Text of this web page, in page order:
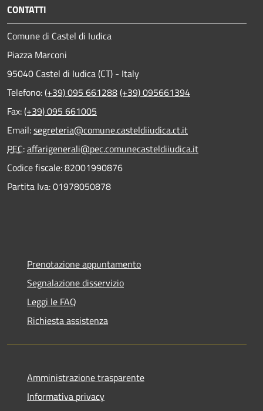
CONTATTI
Comune di Castel di Iudica
Piazza Marconi
95040 Castel di Iudica (CT) - Italy
Telefono:(+39) 095 661288(+39) 095661394
Fax:(+39) 095 661005
Email:segreteria@comune.casteldiiudica.ct.it
PEC:affarigenerali@pec.comunecasteldiiudica.it
Codice fiscale: 82001990876
Partita Iva: 01978050878
Prenotazione appuntamento
Segnalazione disservizio
Leggi le FAQ
Richiesta assistenza
Amministrazione trasparente
Informativa privacy